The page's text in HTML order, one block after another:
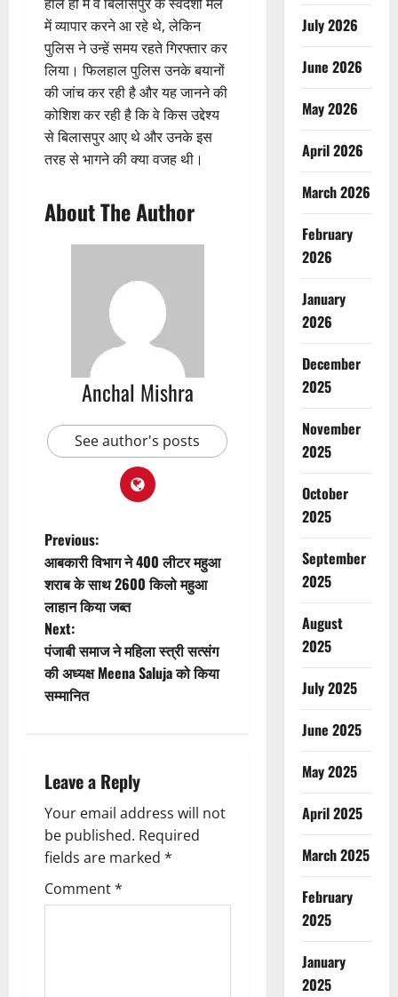
में व्यापार करने आ रहे थे, लेकिन
पुलिस ने उन्हें समय रहते गिरफ्तार कर
लिया। फिलहाल पुलिस उनके बयानों
की जांच कर रही है और यह जानने की
कोशिश कर रही है कि वे किस उद्देश्य
से बिलासपुर आए थे और उनके इस
तरह से भागने की क्या वजह थी।
About The Author
Anchal Mishra
See author's posts
P
o
s
t
n
v
i
g
a
t
Previous:
आबकारी विभाग ने 400 लीटर महुआ
शराब के साथ 2600 किलो महुआ
लाहान किया जब्त
Next:
पंजाबी समाज ने महिला स्त्री सत्संग
की अध्यक्ष Meena Saluja को किया
सम्मानित
Leave a Reply
Your email address will not
be published. Required
fields are marked *
Comment*
July 2026
June 2026
May 2026
April 2026
March 2026
February
2026
January
2026
December
2025
November
2025
October
2025
September
2025
August
2025
July 2025
June 2025
May 2025
April 2025
March 2025
February
2025
January
2025